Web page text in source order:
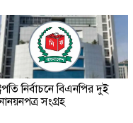
নির্বাচনে বিএনপির দুই
সংগ্রহ